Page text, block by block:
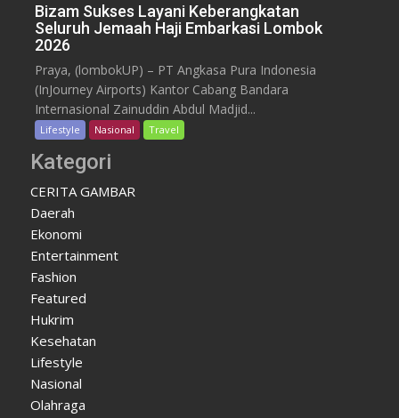
Bizam Sukses Layani Keberangkatan
Seluruh Jemaah Haji Embarkasi Lombok
2026
Praya, (lombokUP) – PT Angkasa Pura Indonesia
(InJourney Airports) Kantor Cabang Bandara
Internasional Zainuddin Abdul Madjid...
Lifestyle Nasional Travel
Kategori
CERITA GAMBAR
Daerah
Ekonomi
Entertainment
Fashion
Featured
Hukrim
Kesehatan
Lifestyle
Nasional
Olahraga